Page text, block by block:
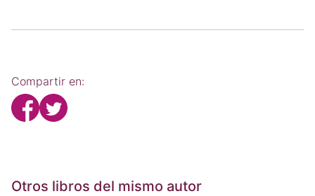
Compartir en:
Otros libros del mismo autor